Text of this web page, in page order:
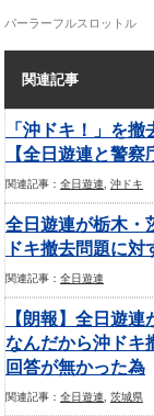
パーラーフルスロットル
関連記事
「沖ドキ！」を
【全日遊連と警察
関連記事： 全日遊連 沖ドキ
全日遊連が栃木・
ドキ撤去問題に
関連記事： 全日遊連
【朗報】全日遊
なんだから沖ドキ
回答が無かった為
関連記事： 全日遊連 茨城県